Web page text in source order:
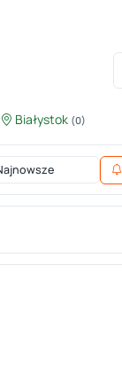
Białystok (0)